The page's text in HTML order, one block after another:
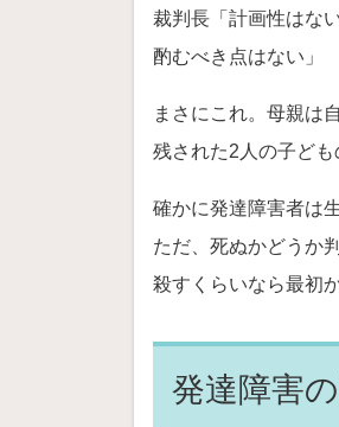
裁判長「計画性はな
酌むべき点はない」
まさにこれ。母親は
残された2人の子ど
確かに発達障害者は
ただ、死ぬかどうか
殺すくらいなら最初
発達障害